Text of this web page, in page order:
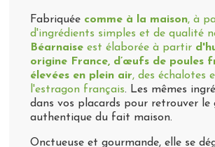
Fabriquée comme à la maison, à
d'ingrédients simples et de qualité
Béarnaise est élaborée à partir
origine France, d’œufs de poules
élevées en plein air, des échalotes
l'estragon français. Les mêmes
dans vos placards pour retrouver le
authentique du fait maison.
Onctueuse et gourmande, elle se